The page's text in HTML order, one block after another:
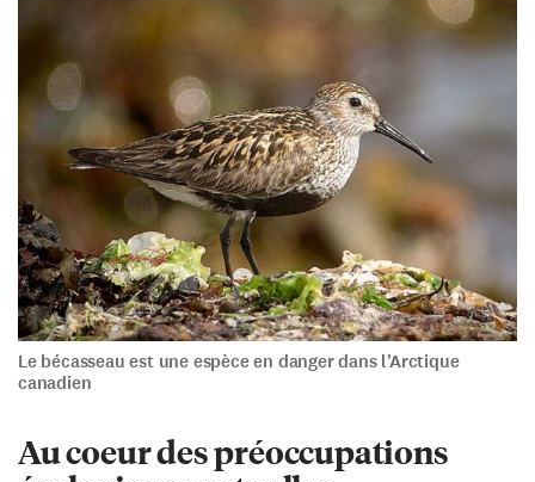
Le bécasseau est une espèce en danger dans l’Arctique
canadien
Au coeur des préoccupations